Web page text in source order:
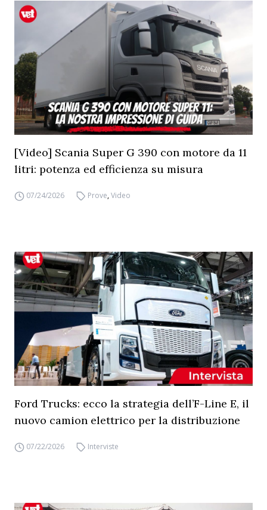
[Video] Scania Super G 390 con motore da 11
litri: potenza ed efficienza su misura
07/24/2026 Prove,Video
Ford Trucks: ecco la strategia dell’F-Line E, il
nuovo camion elettrico per la distribuzione
07/22/2026 Interviste